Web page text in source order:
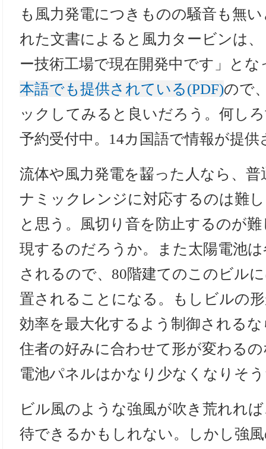
も風力発電につきものの騒音も無
れた文書によると風力タービンは
ー技術工場で現在開発中です」とな
本語でも提供されている(PDF)ので
ックしてみると良いだろう。何し
予約受付中。14カ国語で情報が提
流体や風力発電を齧った人なら、
ナミックレンジに対応するのは難
と思う。風切り音を防止するのが
現するのだろうか。また太陽電池
されるので、80階建てのこのビル
置されることになる。もしビルの
効率を最大化するよう制御される
住者の好みに合わせて形が変わる
電池パネルはかなり少なくなりそ
ビル風のような強風が吹き荒れれ
待できるかもしれない。しかし強